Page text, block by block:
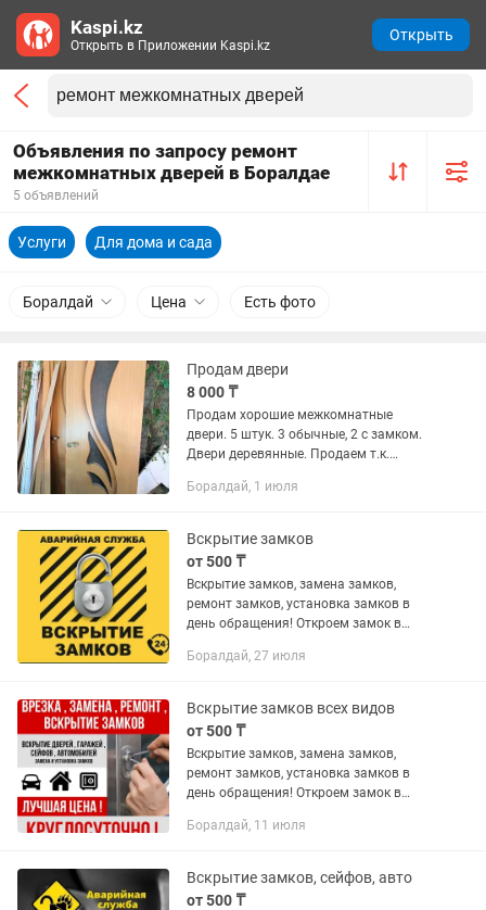
Объявления по запросу ремонт
межкомнатных дверей в Боралдае
5 объявлений
Услуги Для дома и сада
Боралдай Цена Есть фото
Продам двери
8 000 ₸
Продам хорошие межкомнатные
двери. 5 штук. 3 обычные, 2 с замком.
Двери деревянные. Продаем т.к.
Двери с обналичниками Только
Боралдай, 1 июля
Вскрытие замков
от 500 ₸
Вскрытие замков, замена замков,
ремонт замков, установка замков в
день обращения! Откроем замок в
офисе! Сохраним целостность двери и
Боралдай, 27 июля
Вскрытие замков всех видов
от 500 ₸
Вскрытие замков, замена замков,
ремонт замков, установка замков в
день обращения! Откроем замок в
офисе! Сохраним целостность двери и
Боралдай, 11 июля
Вскрытие замков, сейфов, авто
от 500 ₸
Kaspi.kz
Открыть в Приложении Kaspi.kz
Открыть